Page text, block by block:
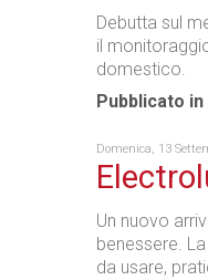
Debutta sul
il
domestico.
Pubblicato in
Domenica, 13
Un nuovo
benessere.
da usare,